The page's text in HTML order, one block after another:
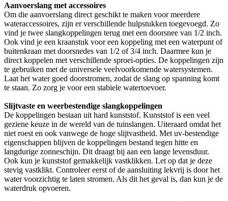
Aanvoerslang met accessoires
Om die aanvoerslang direct geschikt te maken voor meerdere
wateraccessoires, zijn er verschillende hulpstukken toegevoegd. Zo
vind je twee slangkoppelingen terug met een doorsnee van 1/2 inch.
Ook vind je een kraanstuk voor een koppeling met een waterpunt of
buitenkraan met doorsnedes van 1/2 of 3/4 inch. Daarmee kun je
direct koppelen met verschillende sproei-opties. De koppelingen zijn
te gebruiken met de universele veelvoorkomende watersystemen.
Laat het water goed doorstromen, zodat de slang op spanning komt
te staan. Zo zorg je voor een stabiele watertoevoer.
Slijtvaste en weerbestendige slangkoppelingen
De koppelingen bestaan uit hard kunststof. Kunststof is een veel
geziene keuze in de wereld van de tuinslangen. Uiteraard omdat het
niet roest en ook vanwege de hoge slijtvastheid. Met uv-bestendige
eigenschappen blijven de koppelingen bestand tegen hitte en
langdurige zonneschijn. Dit draagt bij aan een lange levensduur.
Ook kun je kunststof gemakkelijk vastklikken. Let op dat je deze
stevig vastklikt. Controleer eerst of de aansluiting lekvrij is door het
water voorzichtig te laten stromen. Als dit het geval is, dan kun je de
waterdruk opvoeren.